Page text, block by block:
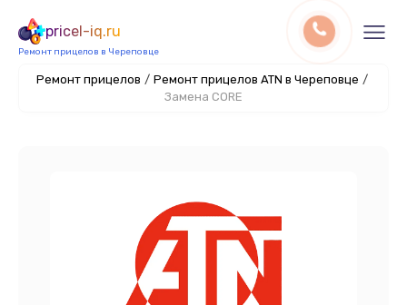
pricel-iq.ru
Ремонт прицелов в Череповце
Ремонт прицелов / Ремонт прицелов ATN в Череповце /
Замена CORE